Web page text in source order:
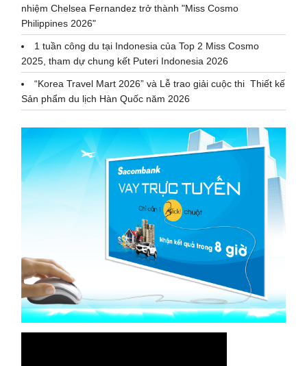
nhiệm Chelsea Fernandez trở thành "Miss Cosmo
Philippines 2026"
1 tuần công du tại Indonesia của Top 2 Miss Cosmo
2025, tham dự chung kết Puteri Indonesia 2026
“Korea Travel Mart 2026” và Lễ trao giải cuộc thi Thiết kế
Sản phẩm du lịch Hàn Quốc năm 2026